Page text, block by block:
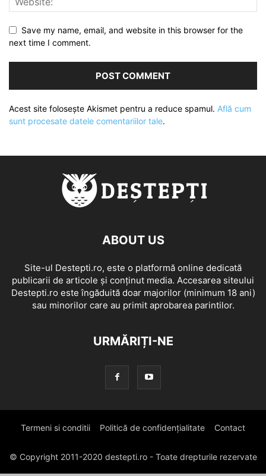
Save my name, email, and website in this browser for the
next time I comment.
Acest site folosește Akismet pentru a reduce spamul. Află cum
sunt procesate datele comentariilor tale.
ABOUT US
Site-ul Destepti.ro, este o platformă online dedicată
publicarii de articole și conținut media. Accesarea siteului
Destepti.ro este îngăduită doar majorilor (minimum 18 ani)
sau minorilor care au primit aprobarea parintilor.
URMĂRIȚI-NE
Termeni si conditii Politică de confidențialitate Contact
© Copyright 2011-2020 destepti.ro - Toate drepturile rezervate